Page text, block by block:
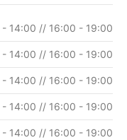
14:00 // 16:00 - 19:00
14:00 // 16:00 - 19:00
14:00 // 16:00 - 19:00
14:00 // 16:00 - 19:00
14:00 // 16:00 - 19:00